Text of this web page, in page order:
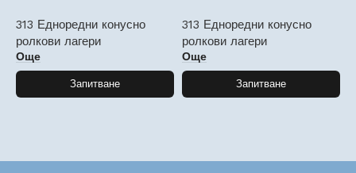
313 Едноредни конусно
ролкови лагери
Още
Запитване
313 Едноредни конусно
ролкови лагери
Още
Запитване